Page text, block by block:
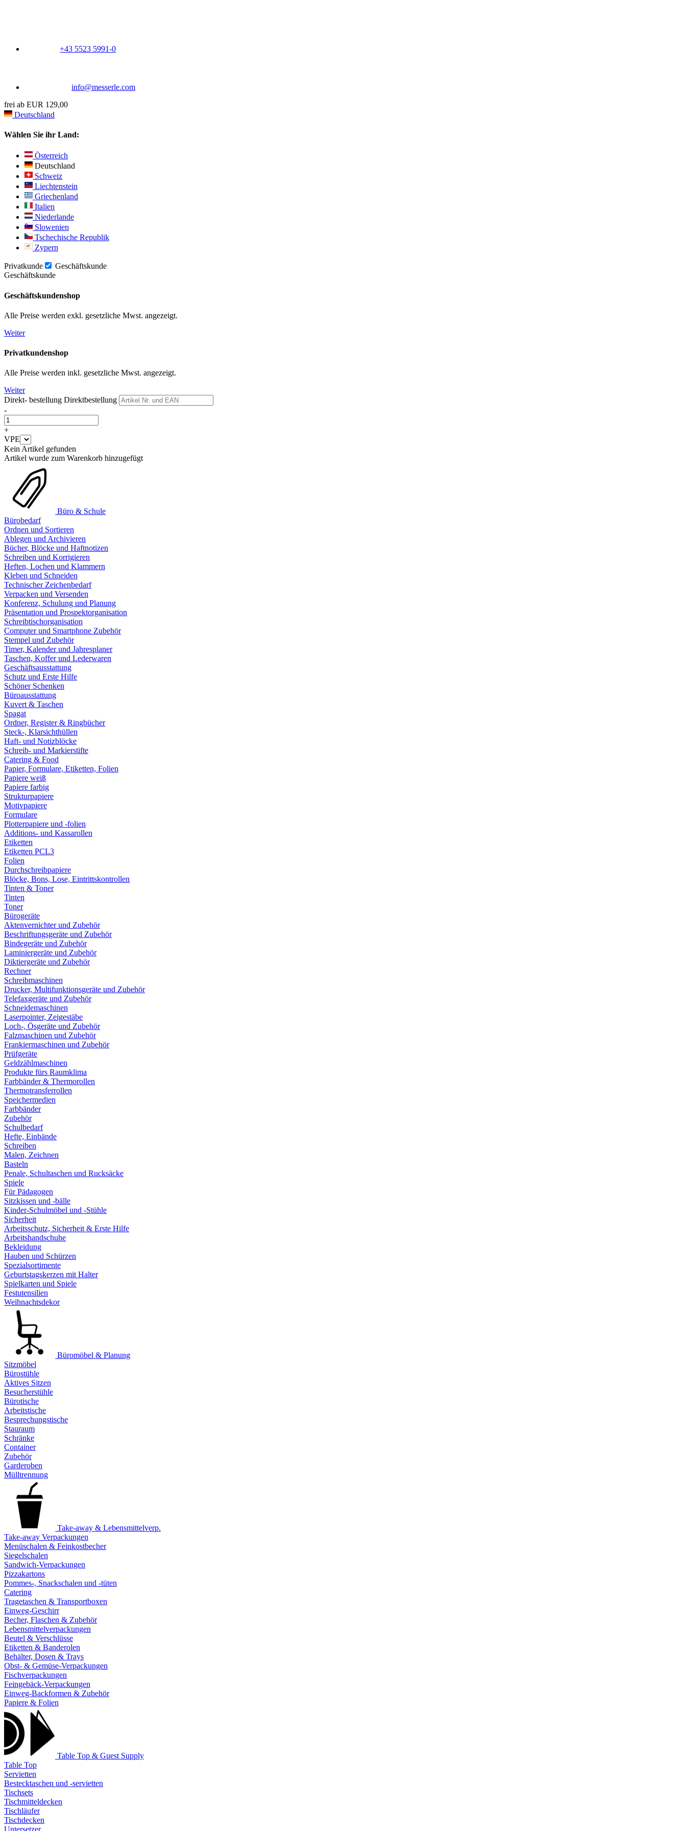
+43 5523 5991-0
info@messerle.com
frei ab EUR 129,00
Deutschland
Wählen Sie ihr Land:
Österreich
Deutschland
Schweiz
Liechtenstein
Griechenland
Italien
Niederlande
Slowenien
Tschechische Republik
Zypern
Privatkunde
Geschäftskunde
Geschäftskunde
Geschäftskundenshop
Alle Preise werden exkl. gesetzliche Mwst. angezeigt.
Weiter
Privatkundenshop
Alle Preise werden inkl. gesetzliche Mwst. angezeigt.
Weiter
Direkt- bestellung Direktbestellung
-
+
VPE
Kein Artikel gefunden
Artikel wurde zum Warenkorb hinzugefügt
Büro & Schule
Bürobedarf
Ordnen und Sortieren
Ablegen und Archivieren
Bücher, Blöcke und Haftnotizen
Schreiben und Korrigieren
Heften, Lochen und Klammern
Kleben und Schneiden
Technischer Zeichenbedarf
Verpacken und Versenden
Konferenz, Schulung und Planung
Präsentation und Prospektorganisation
Schreibtischorganisation
Computer und Smartphone Zubehör
Stempel und Zubehör
Timer, Kalender und Jahresplaner
Taschen, Koffer und Lederwaren
Geschäftsausstattung
Schutz und Erste Hilfe
Schöner Schenken
Büroausstattung
Kuvert & Taschen
Spagat
Ordner, Register & Ringbücher
Steck-, Klarsichthüllen
Haft- und Notizblöcke
Schreib- und Markierstifte
Catering & Food
Papier, Formulare, Etiketten, Folien
Papiere weiß
Papiere farbig
Strukturpapiere
Motivpapiere
Formulare
Plotterpapiere und -folien
Additions- und Kassarollen
Etiketten
Etiketten PCL3
Folien
Durchschreibpapiere
Blöcke, Bons, Lose, Eintrittskontrollen
Tinten & Toner
Tinten
Toner
Bürogeräte
Aktenvernichter und Zubehör
Beschriftungsgeräte und Zubehör
Bindegeräte und Zubehör
Laminiergeräte und Zubehör
Diktiergeräte und Zubehör
Rechner
Schreibmaschinen
Drucker, Multifunktionsgeräte und Zubehör
Telefaxgeräte und Zubehör
Schneidemaschinen
Laserpointer, Zeigestäbe
Loch-, Ösgeräte und Zubehör
Falzmaschinen und Zubehör
Frankiermaschinen und Zubehör
Prüfgeräte
Geldzählmaschinen
Produkte fürs Raumklima
Farbbänder & Thermorollen
Thermotransferrollen
Speichermedien
Farbbänder
Zubehör
Schulbedarf
Hefte, Einbände
Schreiben
Malen, Zeichnen
Basteln
Penale, Schultaschen und Rucksäcke
Spiele
Für Pädagogen
Sitzkissen und -bälle
Kinder-Schulmöbel und -Stühle
Sicherheit
Arbeitsschutz, Sicherheit & Erste Hilfe
Arbeitshandschuhe
Bekleidung
Hauben und Schürzen
Spezialsortimente
Geburtstagskerzen mit Halter
Spielkarten und Spiele
Festutensilien
Weihnachtsdekor
Büromöbel & Planung
Sitzmöbel
Bürostühle
Aktives Sitzen
Besucherstühle
Bürotische
Arbeitstische
Besprechungstische
Stauraum
Schränke
Container
Zubehör
Garderoben
Mülltrennung
Take-away & Lebensmittelverp.
Take-away Verpackungen
Menüschalen & Feinkostbecher
Siegelschalen
Sandwich-Verpackungen
Pizzakartons
Pommes-, Snackschalen und -tüten
Catering
Tragetaschen & Transportboxen
Einweg-Geschirr
Becher, Flaschen & Zubehör
Lebensmittelverpackungen
Beutel & Verschlüsse
Etiketten & Banderolen
Behälter, Dosen & Trays
Obst- & Gemüse-Verpackungen
Fischverpackungen
Feingebäck-Verpackungen
Einweg-Backformen & Zubehör
Papiere & Folien
Table Top & Guest Supply
Table Top
Servietten
Bestecktaschen und -servietten
Tischsets
Tischmitteldecken
Tischläufer
Tischdecken